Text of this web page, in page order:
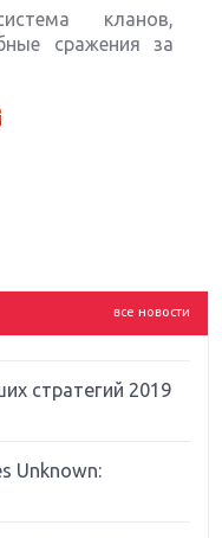
кланов,
сражения за
все новости
Microsoft и
стратегий 2019
Unknown: